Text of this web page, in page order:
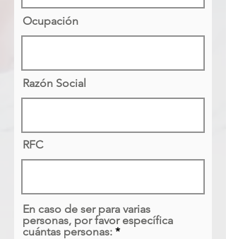
Ocupación
Razón Social
RFC
En caso de ser para varias
personas, por favor específica
cuántas personas: